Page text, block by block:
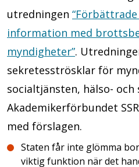
utredningen
information med
myndigheter”.
sekretesströsklar för
socialtjänsten, hälso- och
Akademikerförbundet
med förslagen.
Staten får inte glömma
viktig funktion när det